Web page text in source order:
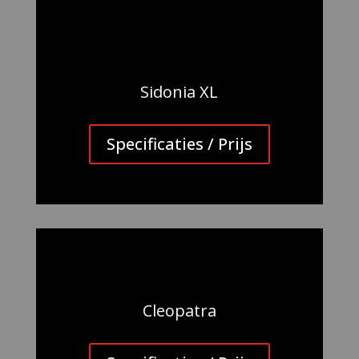
Sidonia XL
Specificaties / Prijs
Cleopatra